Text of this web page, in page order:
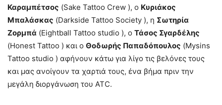
Καραμπέτσος (Sake Tattoo Crew ), ο Κυριάκος
Μπαλάσκας (Darkside Tattoo Society ), η Σωτηρία
Ζορμπά (Eightball Tattoo studio ), ο Τάσος Σγαρδέλης
(Honest Tattoo ) και o Θοδωρής Παπαδόπουλος (Mysins
Tattoo studio ) αφήνουν κάτω για λίγο τις βελόνες τους
και μας ανοίγουν τα χαρτιά τους, ένα βήμα πριν την
μεγάλη διοργάνωση του ATC.